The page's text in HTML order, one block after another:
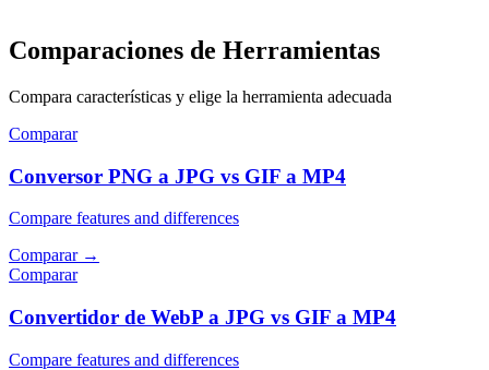
Comparaciones de Herramientas
Compara características y elige la herramienta adecuada
Comparar
Conversor PNG a JPG vs GIF a MP4
Compare features and differences
Comparar→
Comparar
Convertidor de WebP a JPG vs GIF a MP4
Compare features and differences